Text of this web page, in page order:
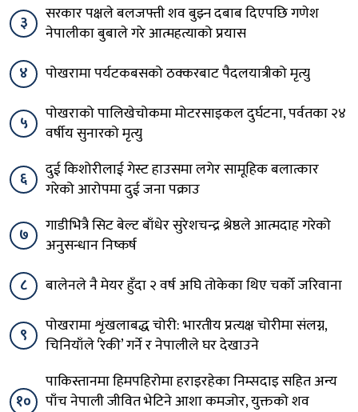
३
सरकार पक्षले बलजफ्ती शव बुझ्न दबाब दिएपछि गणेश
नेपालीका बुबाले गरे आत्महत्याको प्रयास
४
पोखरामा पर्यटकबसको ठक्करबाट पैदलयात्रीको मृत्यु
५
पोखराको पालिखेचोकमा मोटरसाइकल दुर्घटना, पर्वतका २४
वर्षीय सुनारको मृत्यु
६
दुई किशोरीलाई गेस्ट हाउसमा लगेर सामूहिक बलात्कार
गरेको आरोपमा दुई जना पक्राउ
७
गाडीभित्रै सिट बेल्ट बाँधेर सुरेशचन्द्र श्रेष्ठले आत्मदाह गरेको
अनुसन्धान निष्कर्ष
८
बालेनले नै मेयर हुँदा २ वर्ष अघि तोकेका थिए चर्को जरिवाना
९
पोखरामा शृंखलाबद्ध चोरी: भारतीय प्रत्यक्ष चोरीमा संलग्न,
चिनियाँले ‘रेकी’ गर्ने र नेपालीले घर देखाउने
१०
पाकिस्तानमा हिमपहिरोमा हराइरहेका निम्सदाइ सहित अन्य
पाँच नेपाली जीवित भेटिने आशा कमजोर, युक्तको शव